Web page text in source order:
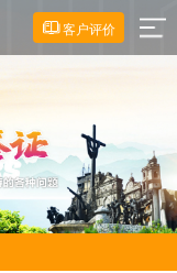
客户评价